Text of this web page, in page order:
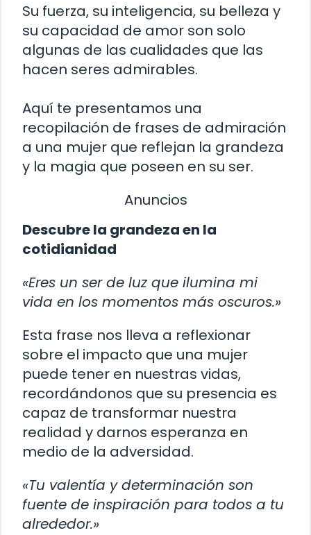
Su fuerza, su inteligencia, su belleza y
su capacidad de amor son solo
algunas de las cualidades que las
hacen seres admirables.
Aquí te presentamos una
recopilación de frases de admiración
a una mujer que reflejan la grandeza
y la magia que poseen en su ser.
Anuncios
Descubre la grandeza en la
cotidianidad
«Eres un ser de luz que ilumina mi
vida en los momentos más oscuros.»
Esta frase nos lleva a reflexionar
sobre el impacto que una mujer
puede tener en nuestras vidas,
recordándonos que su presencia es
capaz de transformar nuestra
realidad y darnos esperanza en
medio de la adversidad.
«Tu valentía y determinación son
fuente de inspiración para todos a tu
alrededor.»